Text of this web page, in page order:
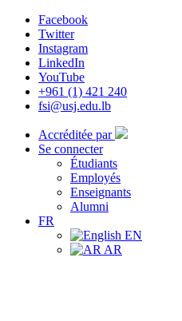
Facebook
Twitter
Instagram
LinkedIn
YouTube
+961 (1) 421 240
fsi@usj.edu.lb
Accréditée par
Se connecter
Étudiants
Employés
Enseignants
Alumni
FR
EN
AR